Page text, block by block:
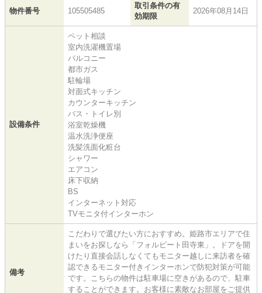
物件番号 105505485
取引条件の有
効期限
2026年08月14日
設備条件
ペット相談
室内洗濯機置場
バルコニー
都市ガス
駐輪場
対面式キッチン
カウンターキッチン
バス・トイレ別
浴室乾燥機
温水洗浄便座
洗髪洗面化粧台
シャワー
エアコン
床下収納
BS
インターネット対応
TVモニタ付インターホン
備考
こだわりで選びたい方におすすめ。姫路市エリアで住
まいをお探しなら「フォルビート田寺東」。ドアを開
けたり直接会話しなくてもモニター越しに来訪者を確
認できるモニター付きインターホンで防犯対策が可能
です。こちらの物件は駐車場に空きがあるので、駐車
することができます。お客様に素敵なお部屋をご提供